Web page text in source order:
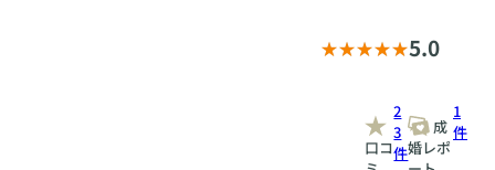
5.0
口コ
2
3
件
成
婚レポ
1
件